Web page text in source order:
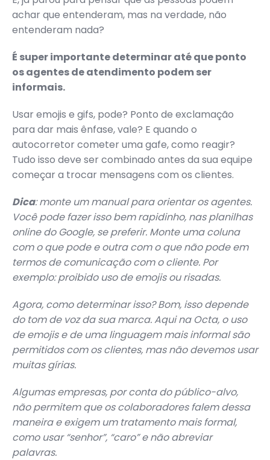
achar que entenderam, mas na verdade, não
entenderam nada?
É super importante determinar até que ponto
os agentes de atendimento podem ser
informais.
Usar emojis e gifs, pode? Ponto de exclamação
para dar mais ênfase, vale? E quando o
autocorretor cometer uma gafe, como reagir?
Tudo isso deve ser combinado antes da sua equipe
começar a trocar mensagens com os clientes.
Dica: monte um manual para orientar os agentes.
Você pode fazer isso bem rapidinho, nas planilhas
online do Google, se preferir. Monte uma coluna
com o que pode e outra com o que não pode em
termos de comunicação com o cliente. Por
exemplo: proibido uso de emojis ou risadas.
Agora, como determinar isso? Bom, isso depende
do tom de voz da sua marca. Aqui na Octa, o uso
de emojis e de uma linguagem mais informal são
permitidos com os clientes, mas não devemos usar
muitas gírias.
Algumas empresas, por conta do público-alvo,
não permitem que os colaboradores falem dessa
maneira e exigem um tratamento mais formal,
como usar “senhor”, “caro” e não abreviar
palavras.